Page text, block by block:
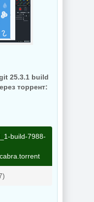
25.3.1 build
торрент:
build-7988-